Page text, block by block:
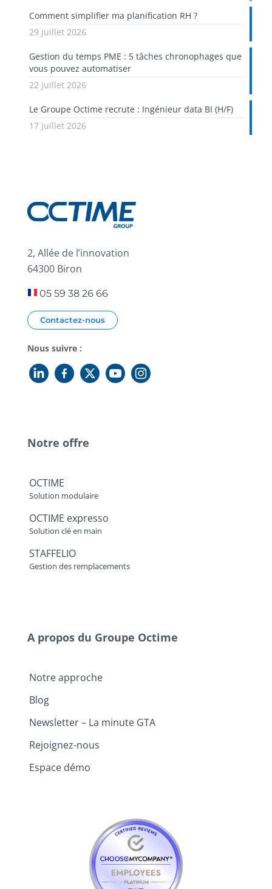
Comment simplifier ma planification RH ?
29 juillet 2026
Gestion du temps PME : 5 tâches chronophages que
vous pouvez automatiser
22 juillet 2026
Le Groupe Octime recrute : Ingénieur data BI (H/F)
17 juillet 2026
2, Allée de l’innovation
64300 Biron
05 59 38 26 66
Contactez-nous
Nous suivre :
Notre offre
OCTIME
Solution modulaire
OCTIME expresso
Solution clé en main
STAFFELIO
Gestion des remplacements
A propos du Groupe Octime
Notre approche
Blog
Newsletter – La minute GTA
Rejoignez-nous
Espace démo